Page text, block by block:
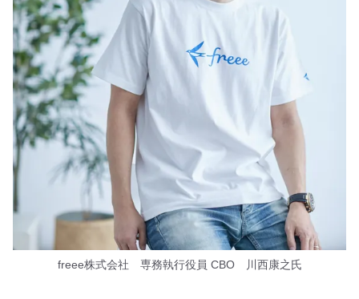
freee株式会社 専務執行役員 CBO 川西康之氏